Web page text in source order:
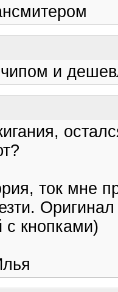
и
ток мне
кнопками)